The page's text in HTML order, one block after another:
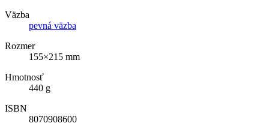
Väzba
pevná väzba
Rozmer
155×215 mm
Hmotnosť
440 g
ISBN
8070908600